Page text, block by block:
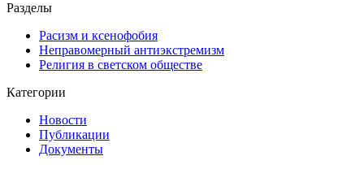
Разделы
Расизм и ксенофобия
Неправомерный антиэкстремизм
Религия в светском обществе
Категории
Новости
Публикации
Документы